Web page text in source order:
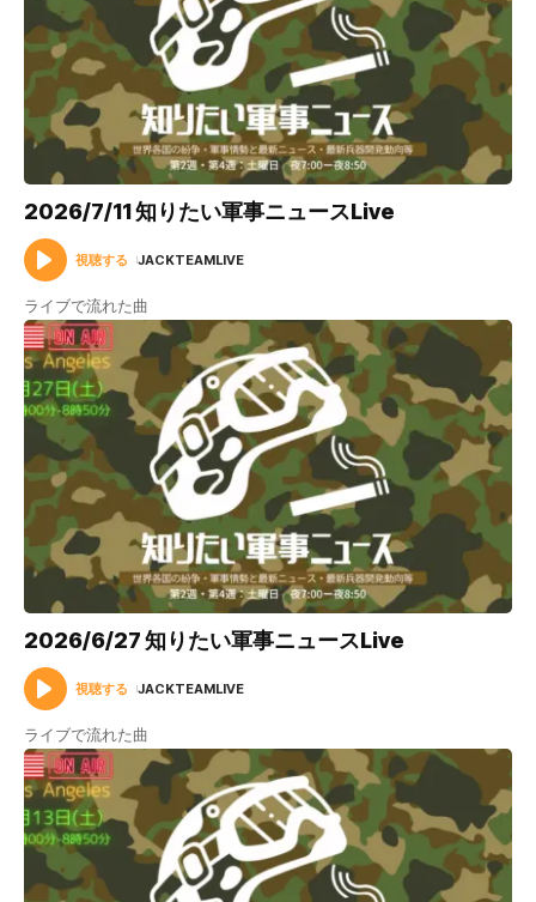
2026/7/11 知りたい軍事ニュースLive
視聴する JACKTEAMLIVE
ライブで流れた曲
2026/6/27 知りたい軍事ニュースLive
視聴する JACKTEAMLIVE
ライブで流れた曲